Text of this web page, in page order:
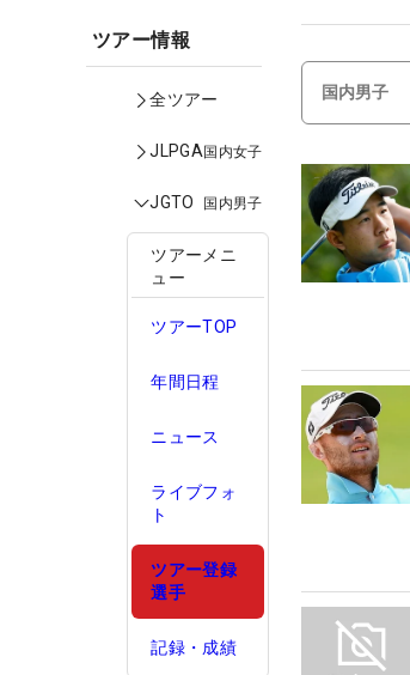
ツアー情報
全ツアー
JLPGA国内女子
JGTO 国内男子
ツアーメニ
ュー
ツアーTOP
年間日程
ニュース
ライブフォ
ト
ツアー登録
選手
記録・成績